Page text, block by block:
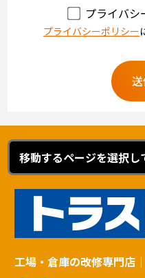
プライバシ
プライバシーポリシー
工場・倉庫の改修専門店